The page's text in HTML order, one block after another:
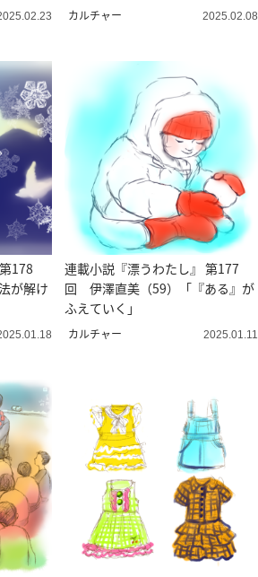
カルチャー 2025.02.08
178
が解け
連載小説『漂うわたし』 第177
回 伊澤直美（59）「『ある』が
ふえていく」
カルチャー 2025.01.11